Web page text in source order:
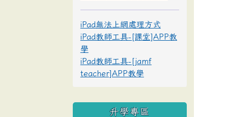
iPad無法上網處理方式
iPad教師工具-[課堂]APP教
學
iPad教師工具-[jamf
teacher]APP教學
升學專區